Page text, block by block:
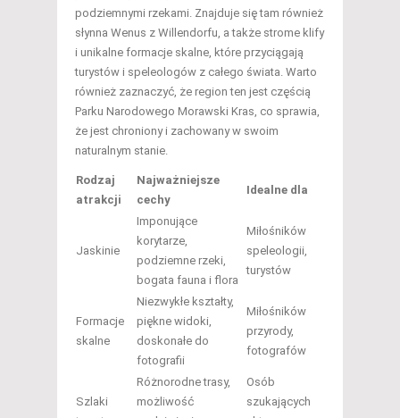
podziemnymi rzekami. Znajduje się tam również
słynna Wenus z Willendorfu, a także strome klify
i unikalne formacje skalne, które przyciągają
turystów i speleologów z całego świata. Warto
również zaznaczyć, że region ten jest częścią
Parku Narodowego Morawski Kras, co sprawia,
że jest chroniony i zachowany w swoim
naturalnym stanie.
Rodzaj
atrakcji
Najważniejsze
cechy
Idealne dla
Jaskinie
Imponujące
korytarze,
podziemne rzeki,
bogata fauna i flora
Miłośników
speleologii,
turystów
Formacje
skalne
Niezwykłe kształty,
piękne widoki,
doskonałe do
fotografii
Miłośników
przyrody,
fotografów
Szlaki
Różnorodne trasy,
możliwość
Osób
szukających